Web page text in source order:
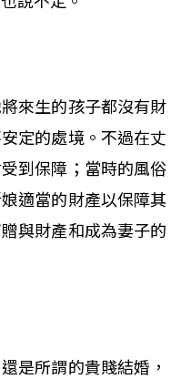
來生的孩子都沒有財
定的處境。不過在丈
到保障；當時的風俗
適當的財產以保障其
與財產和成為妻子的
是所謂的貴賤結婚，